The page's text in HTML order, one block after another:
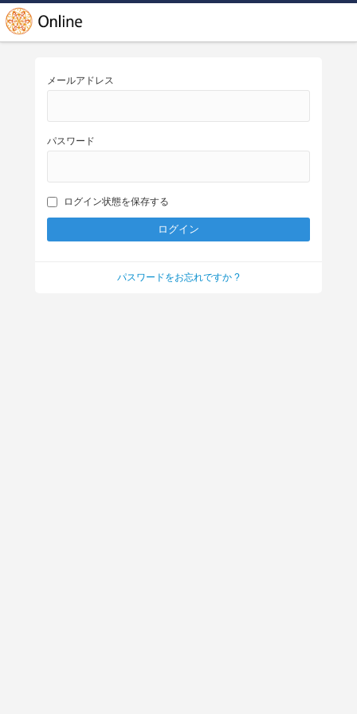
メールアドレス
パスワード
ログイン状態を保存する
パスワードをお忘れですか ?